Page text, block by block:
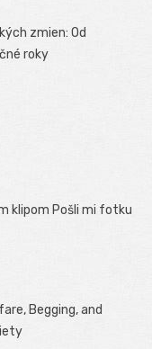
zmien: Od
roky
klipom Pošli mi fotku
Begging, and